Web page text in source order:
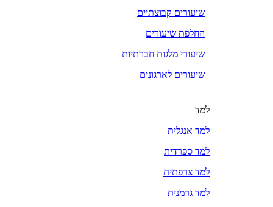
שיעורים קבוצתיים
החלפת שיעורים
שיעורי מלגות חברתיות
שיעורים לארגונים
למד
למד אנגלית
למד ספרדית
למד צרפתית
למד גרמנית